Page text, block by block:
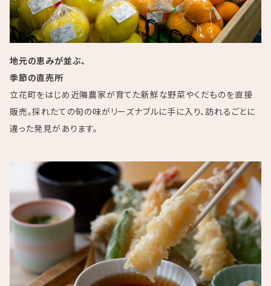
地元の恵みが並ぶ、
季節の直売所
立花町をはじめ近隣農家が育てた新鮮な野菜やくだものを直接
販売。採れたての旬の味がリーズナブルに手に入り、訪れるごとに
違った発見があります。